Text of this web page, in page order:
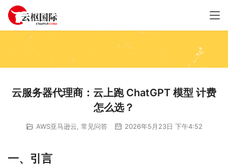
云服务器代理商：云上跑 ChatGPT 模型 计费
怎么选？
AWS亚马逊云 常见问答 2026年5月23日 下午4:52
一、 引言